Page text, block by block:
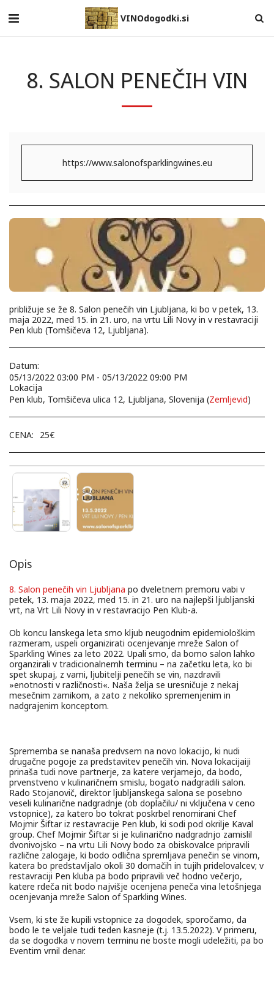
VINOdogodki.si
8. SALON PENEČIH VIN
https://www.salonofsparklingwines.eu
približuje se že 8. Salon penečih vin Ljubljana, ki bo v petek, 13.
maja 2022, med 15. in 21. uro, na vrtu Lili Novy in v restavraciji
Pen klub (Tomšičeva 12, Ljubljana).
Datum:
05/13/2022 03:00 PM - 05/13/2022 09:00 PM
Lokacija
Pen klub, Tomšičeva ulica 12, Ljubljana, Slovenija (Zemljevid)
CENA: 25€
Opis
8. Salon penečih vin Ljubljana po dveletnem premoru vabi v
petek, 13. maja 2022, med 15. in 21. uro na najlepši ljubljanski
vrt, na Vrt Lili Novy in v restavracijo Pen Klub-a.
Ob koncu lanskega leta smo kljub neugodnim epidemiološkim
razmeram, uspeli organizirati ocenjevanje mreže Salon of
Sparkling Wines za leto 2022. Upali smo, da bomo salon lahko
organzirali v tradicionalnemh terminu – na začetku leta, ko bi
spet skupaj, z vami, ljubitelji penečih se vin, nazdravili
»enotnosti v različnosti«. Naša želja se uresničuje z nekaj
mesečnim zamikom, a zato z nekoliko spremenjenim in
nadgrajenim konceptom.
Sprememba se nanaša predvsem na novo lokacijo, ki nudi
drugačne pogoje za predstavitev penečih vin. Nova lokacijaiji
prinaša tudi nove partnerje, za katere verjamejo, da bodo,
prvenstveno v kulinaričnem smislu, bogato nadgradili salon.
Rado Stojanovič, direktor ljubljanskega salona se posebno
veseli kulinarične nadgradnje (ob doplačilu/ ni vključena v ceno
vstopnice), za katero bo tokrat poskrbel renomirani Chef
Mojmir Šiftar iz restavracije Pen klub, ki sodi pod okrilje Kaval
group. Chef Mojmir Šiftar si je kulinarično nadgradnjo zamislil
dvonivojsko – na vrtu Lili Novy bodo za obiskovalce pripravili
različne zalogaje, ki bodo odlična spremljava penečin se vinom,
katera bo predstavljalo okoli 30 domačih in tujih pridelovalcev; v
restavraciji Pen kluba pa bodo pripravili več hodno večerjo,
katere rdeča nit bodo najvišje ocenjena peneča vina letošnjega
ocenjevanja mreže Salon of Sparkling Wines.
Vsem, ki ste že kupili vstopnice za dogodek, sporočamo, da
bodo le te veljale tudi teden kasneje (t.j. 13.5.2022). V primeru,
da se dogodka v novem terminu ne boste mogli udeležiti, pa bo
Eventim vrnil denar.